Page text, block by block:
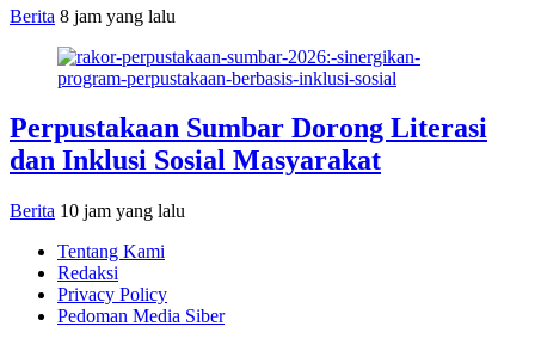
Berita 8 jam yang lalu
Perpustakaan Sumbar Dorong Literasi
dan Inklusi Sosial Masyarakat
Berita 10 jam yang lalu
Tentang Kami
Redaksi
Privacy Policy
Pedoman Media Siber